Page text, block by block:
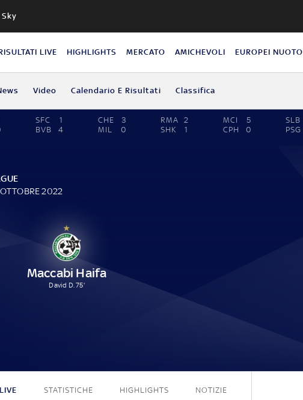
LIVE HIGHLIGHTS MERCATO AMICHEVOLI EUROPEI NUOTO
Video Calendario E Risultati Classifica
SFC
1
BVB
4
CHE
3
MIL
0
RMA
2
SHK
1
MCI
5
CPH
0
SLB
PSG
2022
Maccabi Haifa
David D. 75'
LIVE STATISTICHE HIGHLIGHTS NOTIZIE